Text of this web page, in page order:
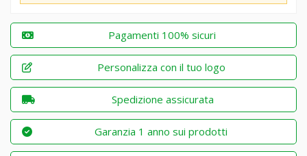
Pagamenti 100% sicuri
Personalizza con il tuo logo
Spedizione assicurata
Garanzia 1 anno sui prodotti